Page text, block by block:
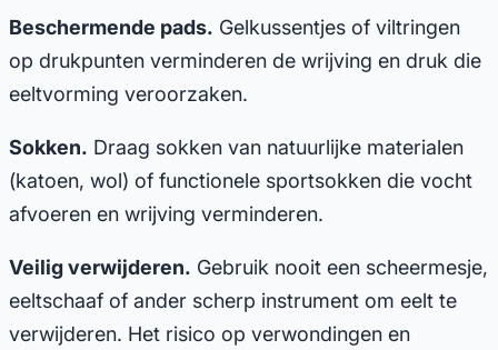
Beschermende pads. Gelkussentjes of viltringen
op drukpunten verminderen de wrijving en druk die
eeltvorming veroorzaken.
Sokken. Draag sokken van natuurlijke materialen
(katoen, wol) of functionele sportsokken die vocht
afvoeren en wrijving verminderen.
Veilig verwijderen. Gebruik nooit een scheermesje,
eeltschaaf of ander scherp instrument om eelt te
verwijderen. Het risico op verwondingen en